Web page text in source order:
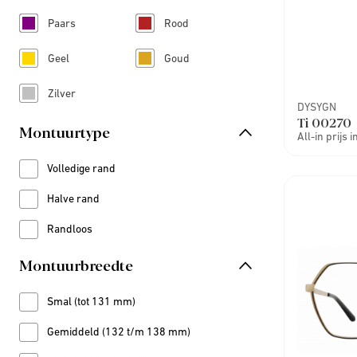
Paars
Refine by Kleur: Paars
Rood
Refine by Kleur: Rood
Geel
Refine by Kleur: Geel
Goud
Refine by Kleur: Goud
Zilver
Refine by Kleur: Zilver
Montuurtype
Volledige rand
Refine by Montuurtype: Volledige rand
Halve rand
Refine by Montuurtype: Halve rand
Randloos
Refine by Montuurtype: Randloos
Montuurbreedte
Smal (tot 131 mm)
Refine by Montuurbreedte: Smal (tot 131 mm)
Gemiddeld (132 t/m 138 mm)
Refine by Montuurbreedte: Gemiddeld (132 t/m 138 mm)
DYSYGN
Ti 00270
All-in prijs